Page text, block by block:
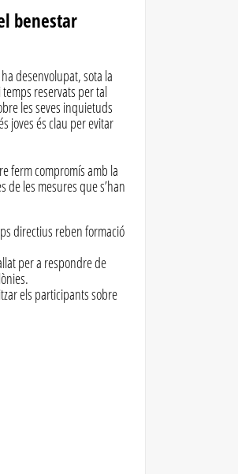
benestar
desenvolupat, sota la
temps reservats per tal
les seves inquietuds
joves és clau per evitar
ferm compromís amb la
les mesures que s’han
directius reben formació
per a respondre de
els participants sobre